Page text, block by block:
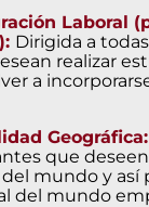
Laboral
Dirigida a
realizar
a
Geográfica:
que
mundo y así
del mundo